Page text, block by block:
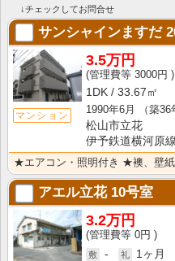
↓チェックしてお問合せ
サンシャインますだ
マンション
3.5万円
3000円
1DK
33.67㎡
1990年6月
（築36
松山市立花
伊予鉄道横河原
★エアコン・照明付き ★襖、壁紙
アエル立花10号室
3.2万円
0円
-
1ヶ月